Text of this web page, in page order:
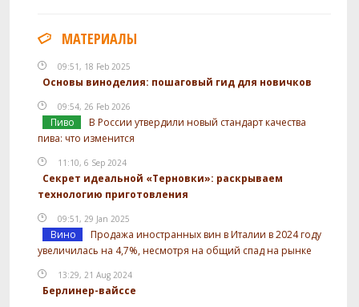
МАТЕРИАЛЫ
09:51, 18 Feb 2025
Основы виноделия: пошаговый гид для новичков
09:54, 26 Feb 2026
Пиво
В России утвердили новый стандарт качества
пива: что изменится
11:10, 6 Sep 2024
Секрет идеальной «Терновки»: раскрываем
технологию приготовления
09:51, 29 Jan 2025
Вино
Продажа иностранных вин в Италии в 2024 году
увеличилась на 4,7%, несмотря на общий спад на рынке
13:29, 21 Aug 2024
Берлинер-вайссе